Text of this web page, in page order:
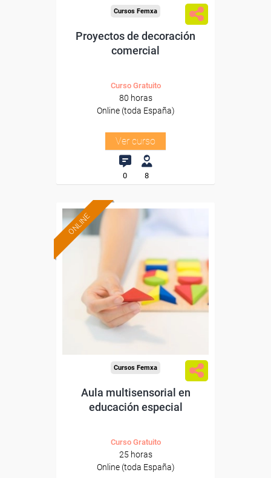
Cursos Femxa
Proyectos de decoración
comercial
Curso Gratuito
80 horas
Online (toda España)
Ver curso
0 8
ONLINE
subvencionada.
Para desempleados,
trabajadores y autónomos.
Sector
-Educación.
Cursos Femxa
Aula multisensorial en
educación especial
Curso Gratuito
25 horas
Online (toda España)